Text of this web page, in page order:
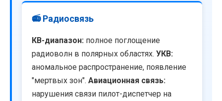
📻 Радиосвязь
КВ-диапазон: полное поглощение
радиоволн в полярных областях. УКВ:
аномальное распространение, появление
"мертвых зон". Авиационная связь:
нарушения связи пилот-диспетчер на